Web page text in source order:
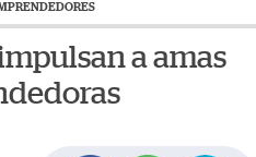
a amas